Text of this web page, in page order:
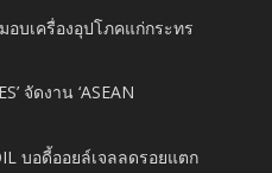
อบเครื่องอุปโภคแก่กระทร
จัดงาน ‘ASEAN
บอดี้ออยล์เจลลดรอยแตก